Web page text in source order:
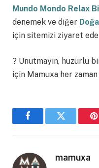
Mundo Mondo Relax
denemek ve diğer
için sitemizi ziyaret
? Unutmayın, huzurlu
için Mamuxa her zaman
FacebookTwitter
mamuxa